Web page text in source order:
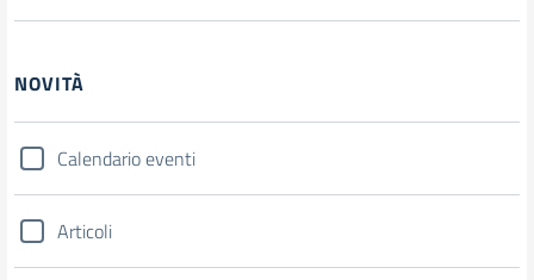
NOVITÀ
Calendario eventi
Articoli